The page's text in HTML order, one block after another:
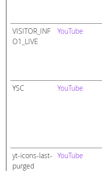
VISITOR_INF
O1_LIVE
YouTube
YSC YouTube
yt-icons-last-
purged
YouTube